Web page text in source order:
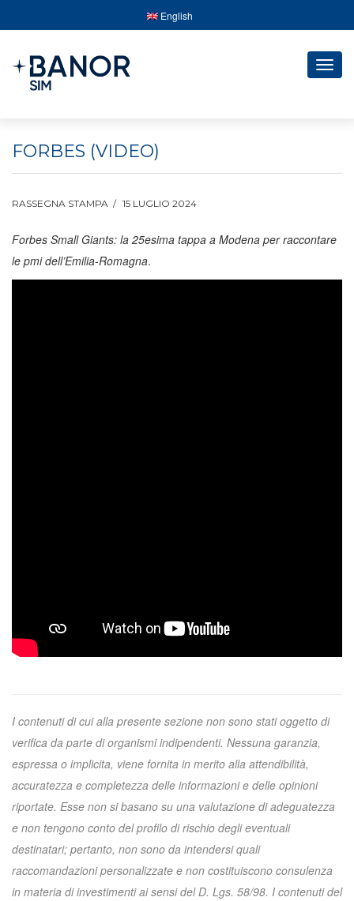
English
FORBES (VIDEO)
RASSEGNA STAMPA 15 LUGLIO 2024
Forbes Small Giants: la 25esima tappa a Modena per raccontare
le pmi dell’Emilia-Romagna.
I contenuti di cui alla presente sezione non sono stati oggetto di
verifica da parte di organismi indipendenti. Nessuna garanzia,
espressa o implicita, viene fornita in merito alla attendibilità,
accuratezza e completezza delle informazioni e delle opinioni
riportate. Esse non si basano su una valutazione di adeguatezza
e non tengono conto del profilo di rischio degli eventuali
destinatari; pertanto, non sono da intendersi quali
raccomandazioni personalizzate e non costituiscono consulenza
in materia di investimenti ai sensi del D. Lgs. 58/98. I contenuti del